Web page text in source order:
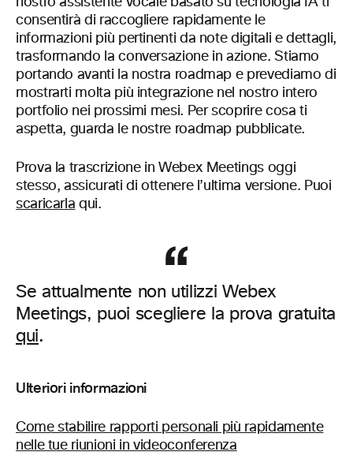
consentirà di raccogliere rapidamente le
informazioni più pertinenti da note digitali e dettagli,
trasformando la conversazione in azione. Stiamo
portando avanti la nostra roadmap e prevediamo di
mostrarti molta più integrazione nel nostro intero
portfolio nei prossimi mesi. Per scoprire cosa ti
aspetta, guarda le nostre roadmap pubblicate.
Prova la trascrizione in Webex Meetings oggi
stesso, assicurati di ottenere l’ultima versione. Puoi
scaricarla qui.
Se attualmente non utilizzi Webex
Meetings, puoi scegliere la prova gratuita
qui.
Ulteriori informazioni
Come stabilire rapporti personali più rapidamente
nelle tue riunioni in videoconferenza